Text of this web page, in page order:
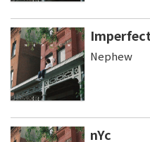
Nephew
nYc